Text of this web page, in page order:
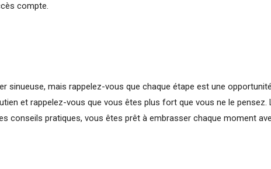
compte.
sinueuse, mais rappelez-vous que chaque étape est une
et rappelez-vous que vous êtes plus fort que vous ne le pensez.
conseils pratiques, vous êtes prêt à embrasser chaque moment